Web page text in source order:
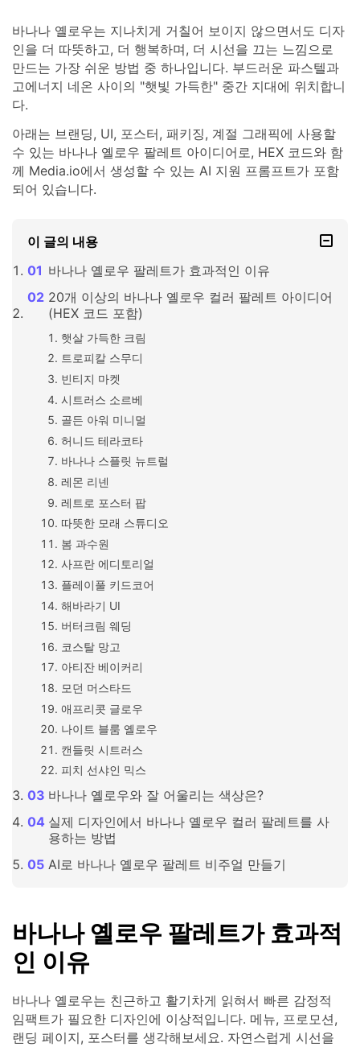
바나나 옐로우는 지나치게 거칠어 보이지 않으면서도 디자
인을 더 따뜻하고, 더 행복하며, 더 시선을 끄는 느낌으로
만드는 가장 쉬운 방법 중 하나입니다. 부드러운 파스텔과
고에너지 네온 사이의 "햇빛 가득한" 중간 지대에 위치합니
다.
아래는 브랜딩, UI, 포스터, 패키징, 계절 그래픽에 사용할
수 있는 바나나 옐로우 팔레트 아이디어로, HEX 코드와 함
께 Media.io에서 생성할 수 있는 AI 지원 프롬프트가 포함
되어 있습니다.
이 글의 내용
바나나 옐로우 팔레트가 효과적인 이유
20개 이상의 바나나 옐로우 컬러 팔레트 아이디어
(HEX 코드 포함)
햇살 가득한 크림
트로피칼 스무디
빈티지 마켓
시트러스 소르베
골든 아워 미니멀
허니드 테라코타
바나나 스플릿 뉴트럴
레몬 리넨
레트로 포스터 팝
따뜻한 모래 스튜디오
봄 과수원
사프란 에디토리얼
플레이풀 키드코어
해바라기 UI
버터크림 웨딩
코스탈 망고
아티잔 베이커리
모던 머스타드
애프리콧 글로우
나이트 블룸 옐로우
캔들릿 시트러스
피치 선샤인 믹스
바나나 옐로우와 잘 어울리는 색상은?
실제 디자인에서 바나나 옐로우 컬러 팔레트를 사
용하는 방법
AI로 바나나 옐로우 팔레트 비주얼 만들기
바나나 옐로우 팔레트가 효과적
인 이유
바나나 옐로우는 친근하고 활기차게 읽혀서 빠른 감정적
임팩트가 필요한 디자인에 이상적입니다. 메뉴, 프로모션,
랜딩 페이지, 포스터를 생각해보세요. 자연스럽게 시선을